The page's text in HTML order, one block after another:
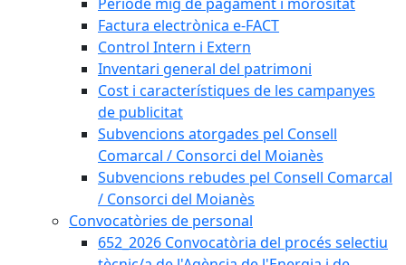
Factura electrònica e-FACT
Control Intern i Extern
Inventari general del patrimoni
Cost i característiques de les campanyes
de publicitat
Subvencions atorgades pel Consell
Comarcal / Consorci del Moianès
Subvencions rebudes pel Consell Comarcal
/ Consorci del Moianès
Convocatòries de personal
652_2026 Convocatòria del procés selectiu